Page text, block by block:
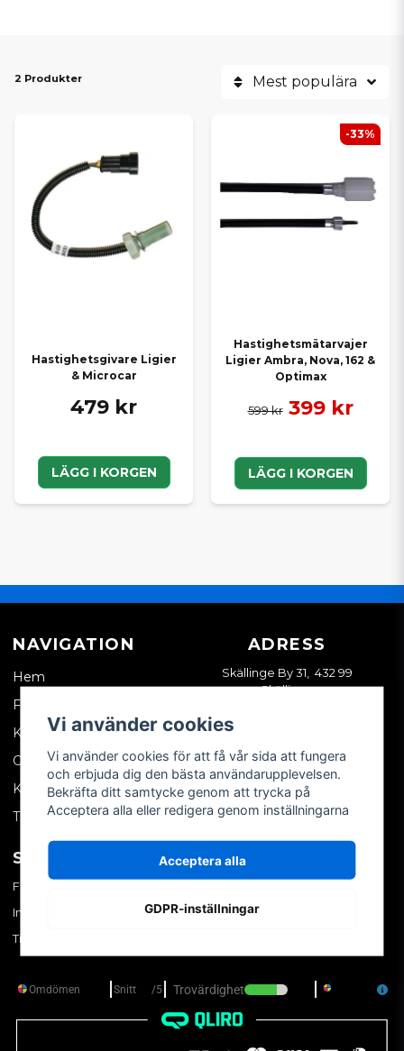
2 Produkter Mest populära
Hastighetsgivare Ligier
& Microcar
479 kr
LÄGG I KORGEN
Hastighetsmätarvajer
Ligier Ambra, Nova, 162 &
Optimax
599 kr 399 kr
LÄGG I KORGEN
-33%
NAVIGATION
Hem
Företagskund
Kontakta oss
Om oss
Köpvillkor
Tips & trix
ADRESS
Skällinge By 31, 432 99
Skällinge
SOCIALA MEDIER
Facebook
Instagram
TikTok
MITT KONTO
Skapa konto
Vi använder cookies
Vi använder cookies för att få vår sida att fungera
och erbjuda dig den bästa användarupplevelsen.
Bekräfta ditt samtycke genom att trycka på
Acceptera alla eller redigera genom inställningarna
Acceptera alla
GDPR-inställningar